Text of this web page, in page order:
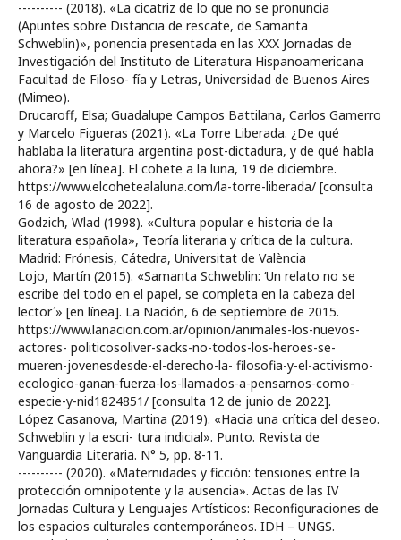
---------- (2018). «La cicatriz de lo que no se pronuncia
(Apuntes sobre Distancia de rescate, de Samanta
Schweblin)», ponencia presentada en las XXX Jornadas de
Investigación del Instituto de Literatura Hispanoamericana
Facultad de Filoso- fía y Letras, Universidad de Buenos Aires
(Mimeo).
Drucaroff, Elsa; Guadalupe Campos Battilana, Carlos Gamerro
y Marcelo Figueras (2021). «La Torre Liberada. ¿De qué
hablaba la literatura argentina post-dictadura, y de qué habla
ahora?» [en línea]. El cohete a la luna, 19 de diciembre.
https://www.elcohetealaluna.com/la-torre-liberada/ [consulta
16 de agosto de 2022].
Godzich, Wlad (1998). «Cultura popular e historia de la
literatura española», Teoría literaria y crítica de la cultura.
Madrid: Frónesis, Cátedra, Universitat de València
Lojo, Martín (2015). «Samanta Schweblin: ‘Un relato no se
escribe del todo en el papel, se completa en la cabeza del
lector ́» [en línea]. La Nación, 6 de septiembre de 2015.
https://www.lanacion.com.ar/opinion/animales-los-nuevos-
actores- politicosoliver-sacks-no-todos-los-heroes-se-
mueren-jovenesdesde-el-derecho-la- filosofia-y-el-activismo-
ecologico-ganan-fuerza-los-llamados-a-pensarnos-como-
especie-y-nid1824851/ [consulta 12 de junio de 2022].
López Casanova, Martina (2019). «Hacia una crítica del deseo.
Schweblin y la escri- tura indicial». Punto. Revista de
Vanguardia Literaria. N° 5, pp. 8-11.
---------- (2020). «Maternidades y ficción: tensiones entre la
protección omnipotente y la ausencia». Actas de las IV
Jornadas Cultura y Lenguajes Artísticos: Reconfiguraciones de
los espacios culturales contemporáneos. IDH – UNGS.